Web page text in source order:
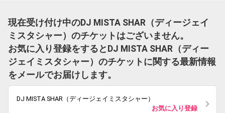
現在受け付け中のDJ MISTA SHAR（ディージェイ
ミスタシャー）のチケットはございません。
お気に入り登録をするとDJ MISTA SHAR（ディー
ジェイミスタシャー）のチケットに関する最新情報
をメールでお届けします。
DJ MISTA SHAR（ディージェイミスタシャー）
お気に入り登録